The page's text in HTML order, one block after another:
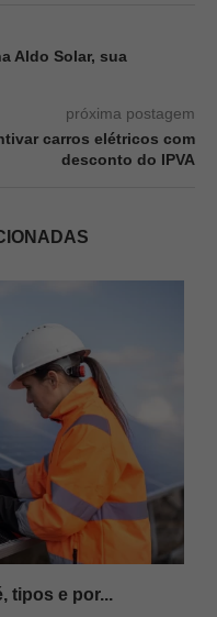
Aldo Solar, sua
próxima postagem
carros elétricos com
desconto do IPVA
tipos e por...